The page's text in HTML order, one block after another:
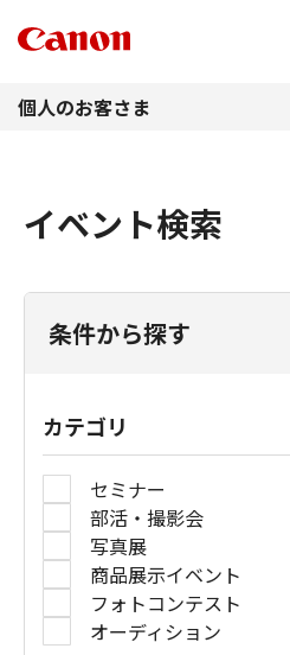
個人のお客さま
イベント検索
条件から探す
カテゴリ
セミナー
部活・撮影会
写真展
商品展示イベント
フォトコンテスト
オーディション